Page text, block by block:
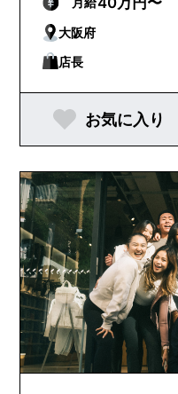
大阪府
店長
お気に入り